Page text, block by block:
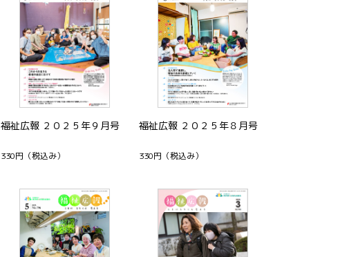
福祉広報 ２０２５年９月号
330円 （税込み）
福祉広報 ２０２５年８月号
330円 （税込み）